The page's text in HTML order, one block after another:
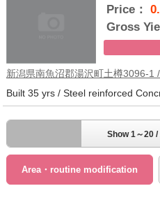
Price：
Gross
新潟県南魚沼郡湯沢町土樽3096-1
Show 1～20
Area・routine modification